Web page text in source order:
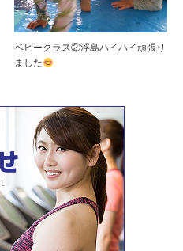
ベビークラス②浮島ハイハイ頑張り
ました